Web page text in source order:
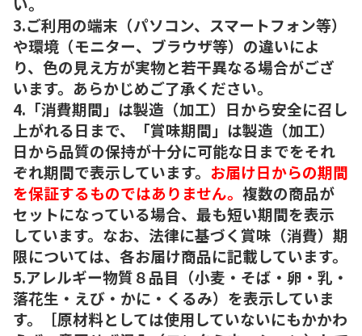
3.ご利用の端末（パソコン、スマートフォン等）
や環境（モニター、ブラウザ等）の違いによ
り、色の見え方が実物と若干異なる場合がござ
います。あらかじめご了承ください。
4.「消費期間」は製造（加工）日から安全に召し
上がれる日まで、「賞味期間」は製造（加工）
日から品質の保持が十分に可能な日までをそれ
ぞれ期間で表示しています。 お届け日からの期間
を保証するものではありません。 複数の商品が
セットになっている場合、最も短い期間を表示
しています。なお、法律に基づく賞味（消費）期
限については、各お届け商品に記載しています。
5.アレルギー物質８品目（小麦・そば・卵・乳・
落花生・えび・かに・くるみ）を表示していま
す。［原材料としては使用していないにもかかわ